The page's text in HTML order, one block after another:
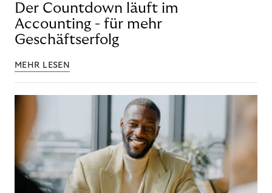
Der Countdown läuft im
Accounting - für mehr
Geschäftserfolg
MEHR LESEN